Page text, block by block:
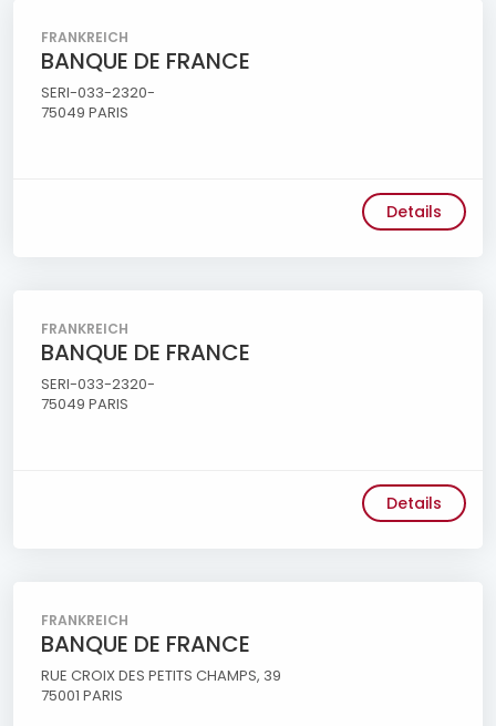
FRANKREICH
BANQUE DE FRANCE
SERI-033-2320-
75049 PARIS
Details
FRANKREICH
BANQUE DE FRANCE
SERI-033-2320-
75049 PARIS
Details
FRANKREICH
BANQUE DE FRANCE
RUE CROIX DES PETITS CHAMPS, 39
75001 PARIS